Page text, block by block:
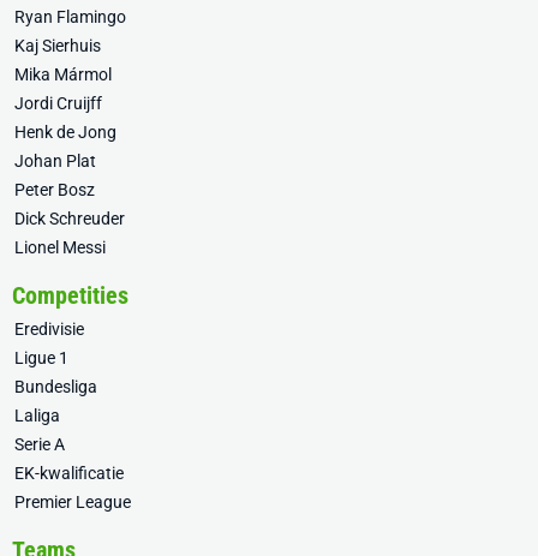
Ryan Flamingo
Kaj Sierhuis
Mika Mármol
Jordi Cruijff
Henk de Jong
Johan Plat
Peter Bosz
Dick Schreuder
Lionel Messi
Competities
Eredivisie
Ligue 1
Bundesliga
Laliga
Serie A
EK-kwalificatie
Premier League